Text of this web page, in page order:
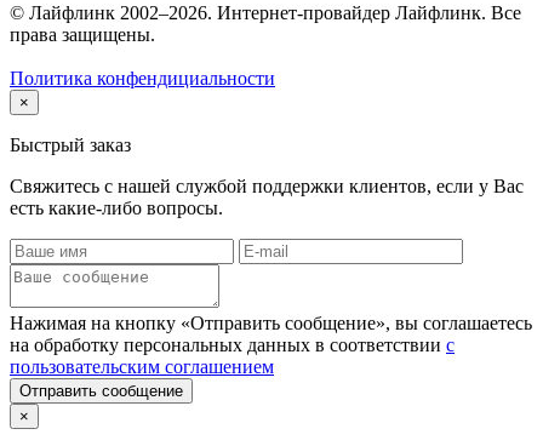
© Лайфлинк 2002–2026. Интернет-провайдер Лайфлинк. Все
права защищены.
Политика конфендициальности
×
Быстрый заказ
Свяжитесь с нашей службой поддержки клиентов, если у Вас
есть какие-либо вопросы.
Нажимая на кнопку «Отправить сообщение», вы соглашаетесь
на обработку персональных данных в соответствии с
пользовательским соглашением
Отправить сообщение
×